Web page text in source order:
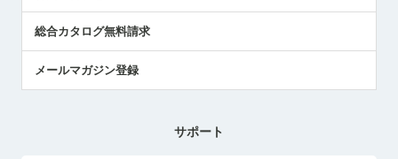
総合カタログ無料請求
メールマガジン登録
サポート